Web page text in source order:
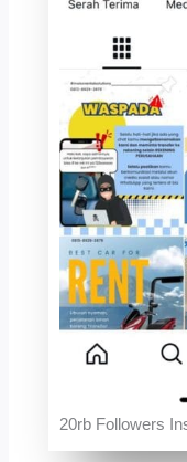
20rb Followers